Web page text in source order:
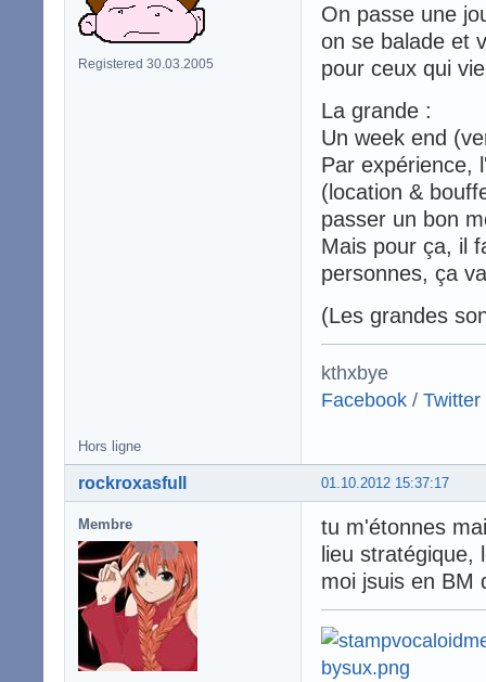
Registered 30.03.2005
On passe une
on se balade et
pour ceux qui
La grande :
Un week end
Par expérience,
(location &
passer un bon
Mais pour ça, il
personnes, ça
(Les grandes
kthxbye
Facebook / Twitter
Hors ligne
01.10.2012 15:37:17
rockroxasfull
Membre
tu m'étonnes
lieu
moi jsuis en BM